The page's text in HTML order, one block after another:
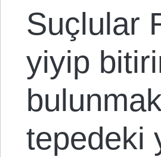
Suçlular
yiyip
tepedeki